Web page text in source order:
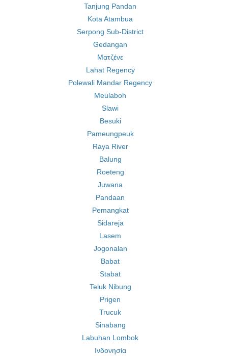
Tanjung Pandan
Kota Atambua
Serpong Sub-District
Gedangan
Ματζένε
Lahat Regency
Polewali Mandar Regency
Meulaboh
Slawi
Besuki
Pameungpeuk
Raya River
Balung
Roeteng
Juwana
Pandaan
Pemangkat
Sidareja
Lasem
Jogonalan
Babat
Stabat
Teluk Nibung
Prigen
Trucuk
Sinabang
Labuhan Lombok
Ινδονησία